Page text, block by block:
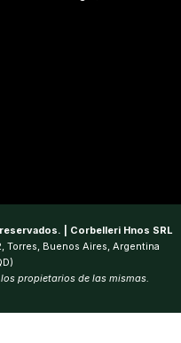
| Corbelleri Hnos SRL
Torres, Buenos Aires, Argentina
propietarios de las mismas.